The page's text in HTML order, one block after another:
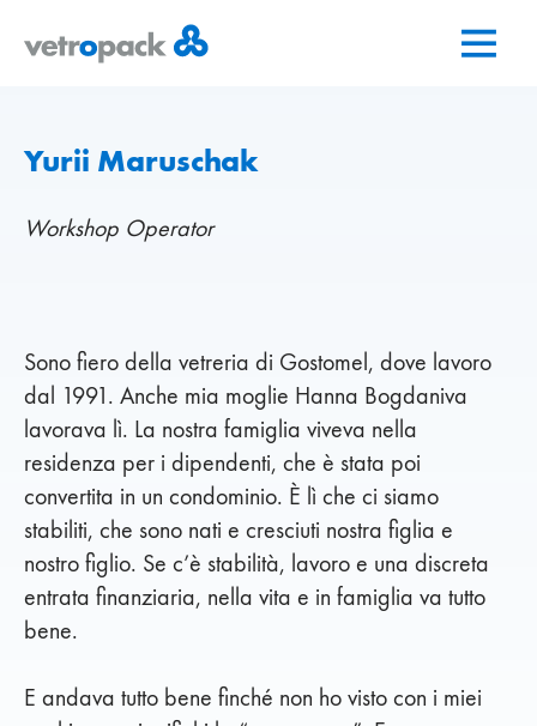
alla
Yurii Maruschak
Workshop Operator
Sono fiero della vetreria di Gostomel, dove lavoro
dal 1991. Anche mia moglie Hanna Bogdaniva
lavorava lì. La nostra famiglia viveva nella
residenza per i dipendenti, che è stata poi
convertita in un condominio. È lì che ci siamo
stabiliti, che sono nati e cresciuti nostra figlia e
nostro figlio. Se c’è stabilità, lavoro e una discreta
entrata finanziaria, nella vita e in famiglia va tutto
bene.
E andava tutto bene finché non ho visto con i miei